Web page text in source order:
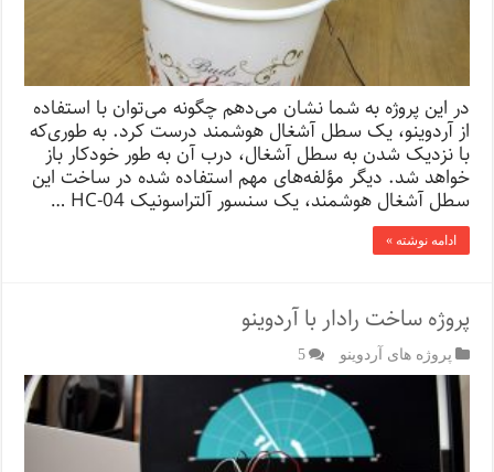
در این پروژه به شما نشان می‌دهم چگونه می‌توان با استفاده
از آردوینو، یک سطل آشغال هوشمند درست کرد. به طوری‌که
با نزدیک شدن به سطل آشغال، درب آن به طور خودکار باز
خواهد شد. دیگر مؤلفه‌های مهم استفاده شده در ساخت این
سطل آشغال هوشمند، یک سنسور آلتراسونیک HC-04 …
ادامه نوشته »
پروژه ساخت رادار با آردوینو
پروژه های آردوینو 5